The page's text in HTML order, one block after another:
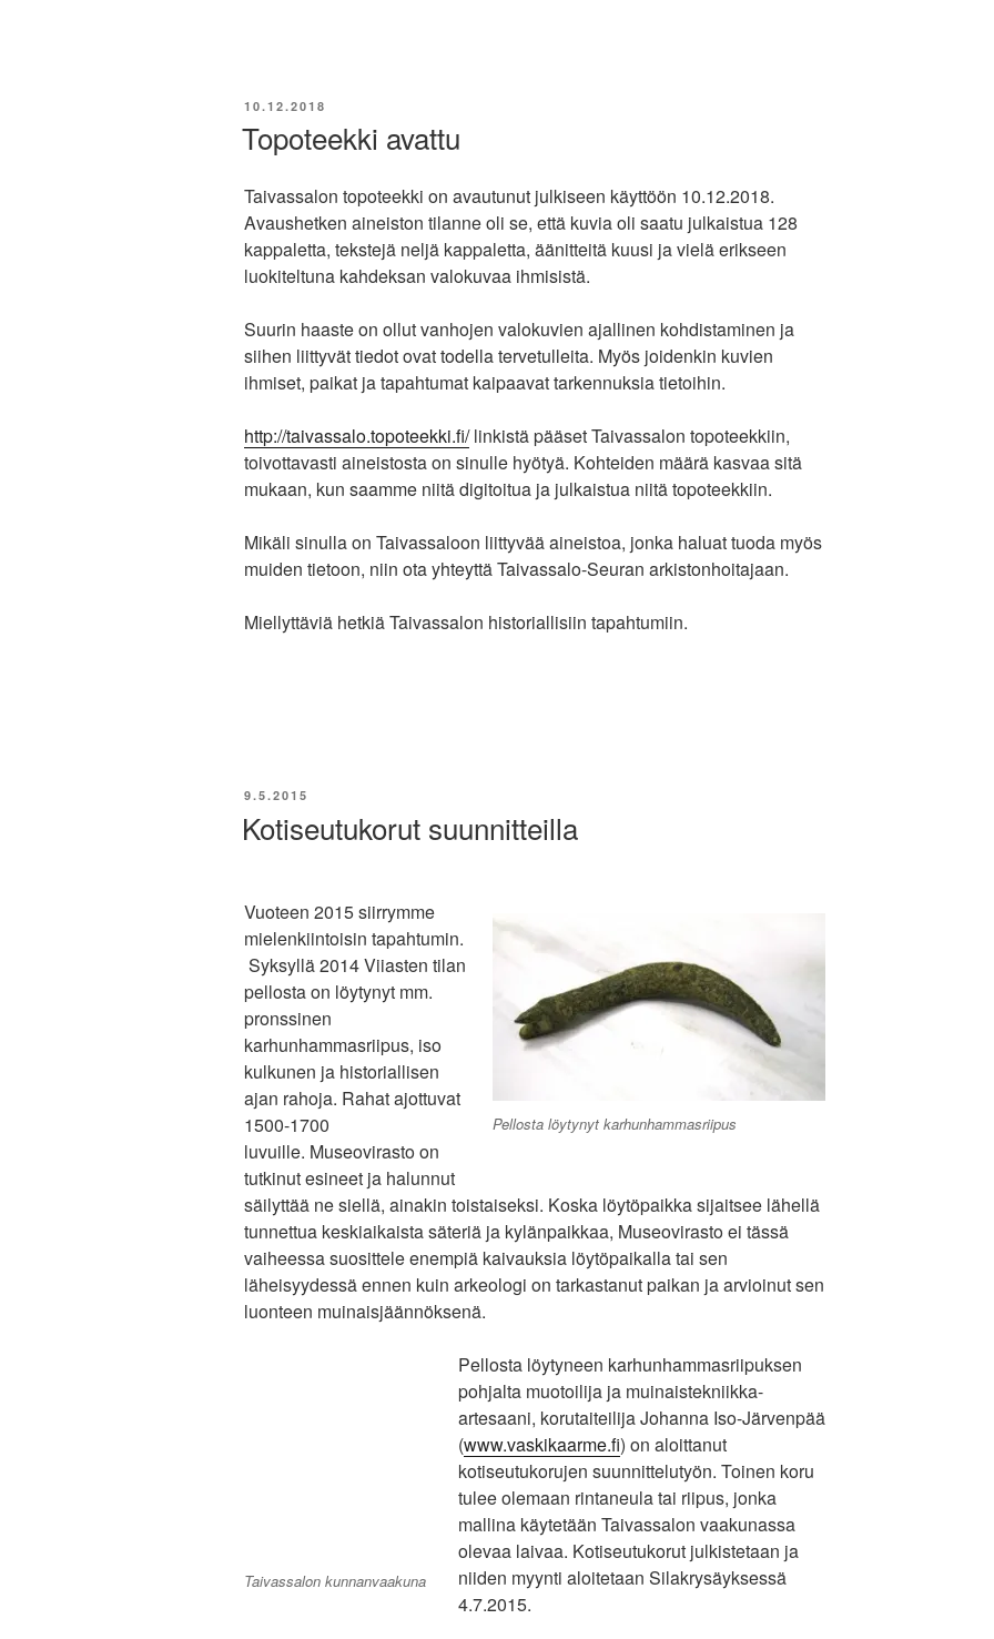
JULKAISTU
10.12.2018
Topoteekki avattu
Taivassalon topoteekki on avautunut julkiseen käyttöön 10.12.2018.
Avaushetken aineiston tilanne oli se, että kuvia oli saatu julkaistua 128
kappaletta, tekstejä neljä kappaletta, äänitteitä kuusi ja vielä erikseen
luokiteltuna kahdeksan valokuvaa ihmisistä.
Suurin haaste on ollut vanhojen valokuvien ajallinen kohdistaminen ja
siihen liittyvät tiedot ovat todella tervetulleita. Myös joidenkin kuvien
ihmiset, paikat ja tapahtumat kaipaavat tarkennuksia tietoihin.
http://taivassalo.topoteekki.fi/linkistä pääset Taivassalon topoteekkiin,
toivottavasti aineistosta on sinulle hyötyä. Kohteiden määrä kasvaa sitä
mukaan, kun saamme niitä digitoitua ja julkaistua niitä topoteekkiin.
Mikäli sinulla on Taivassaloon liittyvää aineistoa, jonka haluat tuoda myös
muiden tietoon, niin ota yhteyttä Taivassalo-Seuran arkistonhoitajaan.
Miellyttäviä hetkiä Taivassalon historiallisiin tapahtumiin.
JULKAISTU
9.5.2015
Kotiseutukorut suunnitteilla
Pellosta löytynyt karhunhammasriipus
Vuoteen 2015 siirrymme
mielenkiintoisin tapahtumin.
Syksyllä 2014 Viiasten tilan
pellosta on löytynyt mm.
pronssinen
karhunhammasriipus, iso
kulkunen ja historiallisen
ajan rahoja. Rahat ajottuvat
1500-1700
luvuille. Museovirasto on
tutkinut esineet ja halunnut
säilyttää ne siellä, ainakin toistaiseksi. Koska löytöpaikka sijaitsee lähellä
tunnettua keskiaikaista säteriä ja kylänpaikkaa, Museovirasto ei tässä
vaiheessa suosittele enempiä kaivauksia löytöpaikalla tai sen
läheisyydessä ennen kuin arkeologi on tarkastanut paikan ja arvioinut sen
luonteen muinaisjäännöksenä.
Taivassalon kunnanvaakuna
Pellosta löytyneen karhunhammasriipuksen
pohjalta muotoilija ja muinaistekniikka-
artesaani, korutaiteilija Johanna Iso-Järvenpää
(www.vaskikaarme.fi) on aloittanut
kotiseutukorujen suunnittelutyön. Toinen koru
tulee olemaan rintaneula tai riipus, jonka
mallina käytetään Taivassalon vaakunassa
olevaa laivaa. Kotiseutukorut julkistetaan ja
niiden myynti aloitetaan Silakrysäyksessä
4.7.2015.